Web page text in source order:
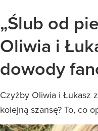
„Ślub od
Oliwia i
dowody
Czyżby Oliwia i Łukasz
kolejną szansę? To, co